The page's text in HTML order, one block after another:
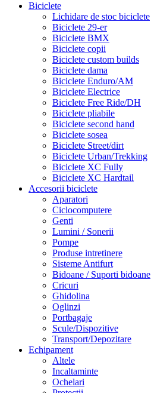
Biciclete
Lichidare de stoc biciclete
Biciclete 29-er
Biciclete BMX
Biciclete copii
Biciclete custom builds
Biciclete dama
Biciclete Enduro/AM
Biciclete Electrice
Biciclete Free Ride/DH
Biciclete pliabile
Biciclete second hand
Biciclete sosea
Biciclete Street/dirt
Biciclete Urban/Trekking
Biciclete XC Fully
Biciclete XC Hardtail
Accesorii biciclete
Aparatori
Ciclocomputere
Genti
Lumini / Sonerii
Pompe
Produse intretinere
Sisteme Antifurt
Bidoane / Suporti bidoane
Cricuri
Ghidolina
Oglinzi
Portbagaje
Scule/Dispozitive
Transport/Depozitare
Echipament
Altele
Incaltaminte
Ochelari